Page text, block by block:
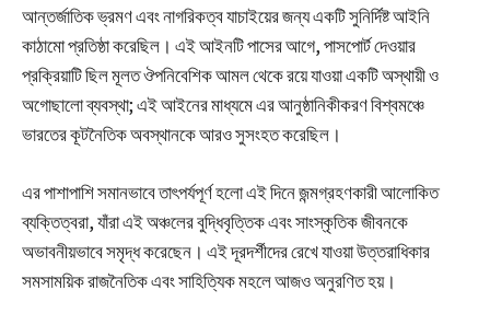
আন্তর্জাতিক ভ্রমণ এবং নাগরিকত্ব যাচাইয়ের জন্য একটি সুনির্দিষ্ট আইনি
কাঠামো প্রতিষ্ঠা করেছিল। এই আইনটি পাসের আগে, পাসপোর্ট দেওয়ার
প্রক্রিয়াটি ছিল মূলত ঔপনিবেশিক আমল থেকে রয়ে যাওয়া একটি অস্থায়ী ও
অগোছালো ব্যবস্থা; এই আইনের মাধ্যমে এর আনুষ্ঠানিকীকরণ বিশ্বমঞ্চে
ভারতের কূটনৈতিক অবস্থানকে আরও সুসংহত করেছিল।
এর পাশাপাশি সমানভাবে তাৎপর্যপূর্ণ হলো এই দিনে জন্মগ্রহণকারী আলোকিত
ব্যক্তিত্বরা, যাঁরা এই অঞ্চলের বুদ্ধিবৃত্তিক এবং সাংস্কৃতিক জীবনকে
অভাবনীয়ভাবে সমৃদ্ধ করেছেন। এই দূরদর্শীদের রেখে যাওয়া উত্তরাধিকার
সমসাময়িক রাজনৈতিক এবং সাহিত্যিক মহলে আজও অনুরণিত হয়।